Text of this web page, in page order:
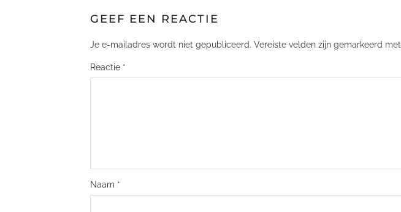
GEEF EEN REACTIE
Je e-mailadres wordt niet gepubliceerd. Vereiste velden zijn gemarkeerd met
Reactie *
Naam *